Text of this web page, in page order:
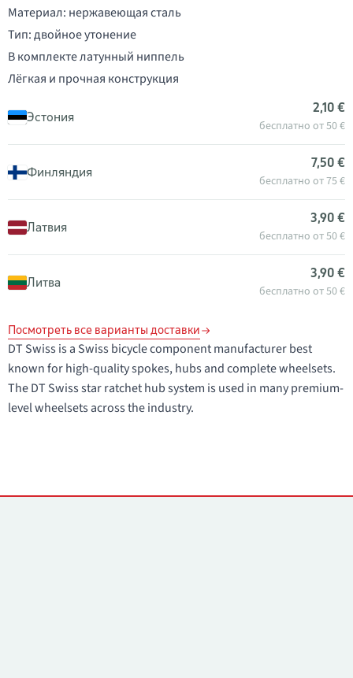
Материал: нержавеющая сталь
Тип: двойное утонение
В комплекте латунный ниппель
Лёгкая и прочная конструкция
Эстония
2,10 €
бесплатно от 50 €
Финляндия
7,50 €
бесплатно от 75 €
Латвия
3,90 €
бесплатно от 50 €
Литва
3,90 €
бесплатно от 50 €
Посмотреть все варианты доставки
DT Swiss is a Swiss bicycle component manufacturer best
known for high-quality spokes, hubs and complete wheelsets.
The DT Swiss star ratchet hub system is used in many premium-
level wheelsets across the industry.